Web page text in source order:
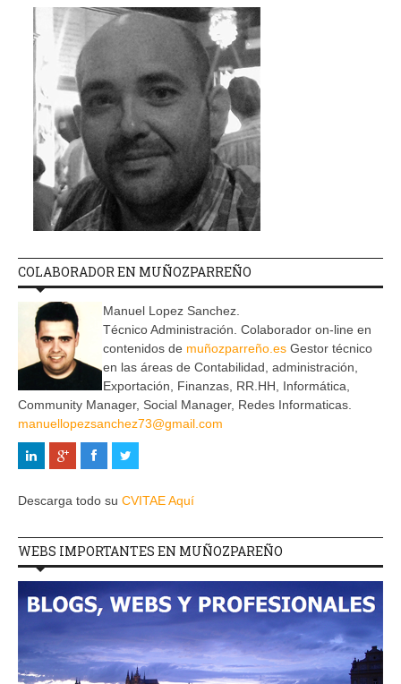
COLABORADOR EN MUÑOZPARREÑO
Manuel Lopez Sanchez.
Técnico Administración. Colaborador on-line en
contenidos de muñozparreño.es Gestor técnico
en las áreas de Contabilidad, administración,
Exportación, Finanzas, RR.HH, Informática,
Community Manager, Social Manager, Redes Informaticas.
manuellopezsanchez73@gmail.com
Descarga todo su CVITAE Aquí
WEBS IMPORTANTES EN MUÑOZPAREÑO